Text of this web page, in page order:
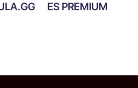
ES PREMIUM